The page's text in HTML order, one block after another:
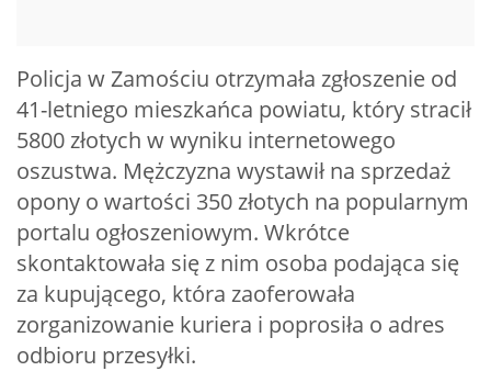
Policja w Zamościu otrzymała zgłoszenie od
41-letniego mieszkańca powiatu, który stracił
5800 złotych w wyniku internetowego
oszustwa. Mężczyzna wystawił na sprzedaż
opony o wartości 350 złotych na popularnym
portalu ogłoszeniowym. Wkrótce
skontaktowała się z nim osoba podająca się
za kupującego, która zaoferowała
zorganizowanie kuriera i poprosiła o adres
odbioru przesyłki.